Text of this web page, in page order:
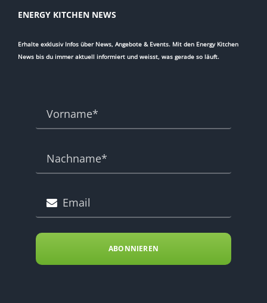
ENERGY KITCHEN NEWS
Erhalte exklusiv Infos über News, Angebote & Events. Mit den Energy Kitchen
News bis du immer aktuell informiert und weisst, was gerade so läuft.
ABONNIEREN